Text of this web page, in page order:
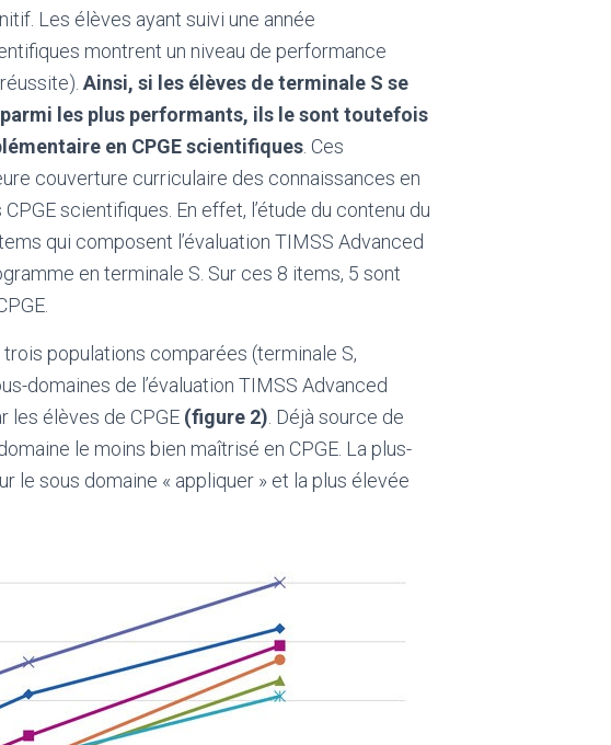
Les élèves ayant suivi une année
montrent un niveau de performance
Ainsi, si les élèves de terminale S se
les plus performants, ils le sont toutefois
en CPGE scientifiques . Ces
couverture curriculaire des connaissances en
scientifiques. En effet, l’étude du contenu du
qui composent l’évaluation TIMSS Advanced
en terminale S. Sur ces 8 items, 5 sont
populations comparées (terminale S,
domaines de l’évaluation TIMSS Advanced
les élèves de CPGE (figure 2) . Déjà source de
le moins bien maîtrisé en CPGE. La plus-
le sous domaine « appliquer » et la plus élevée